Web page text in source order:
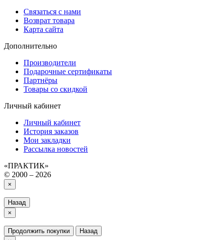
Связаться с нами
Возврат товара
Карта сайта
Дополнительно
Производители
Подарочные сертификаты
Партнёры
Товары со скидкой
Личный кабинет
Личный кабинет
История заказов
Мои закладки
Рассылка новостей
«ПРАКТИК»
© 2000 – 2026
×
Назад
×
Продолжить покупки
Назад